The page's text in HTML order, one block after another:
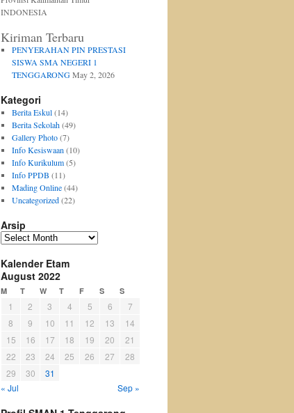
INDONESIA
Kiriman Terbaru
PENYERAHAN PIN PRESTASI
SISWA SMA NEGERI 1
TENGGARONG May 2, 2026
Kategori
Berita Eskul(14)
Berita Sekolah(49)
Gallery Photo(7)
Info Kesiswaan (10)
Info Kurikulum(5)
Info PPDB (11)
Mading Online(44)
Uncategorized(22)
Arsip
Arsip
Kalender Etam
August 2022
M T W T F S S
1 2 3 4 5 6
7
8
9 10 11 12 13
14
15
16 17 18 19 20
21
22
23 24 25 26 27
28
29
30
31
« Jul
Sep »